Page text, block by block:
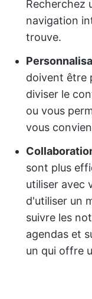
Recherchez
navigation
trouve.
doivent être
diviser le
ou vous
vous
sont plus
utiliser avec
d'utiliser un
suivre les
agendas et
un qui offre